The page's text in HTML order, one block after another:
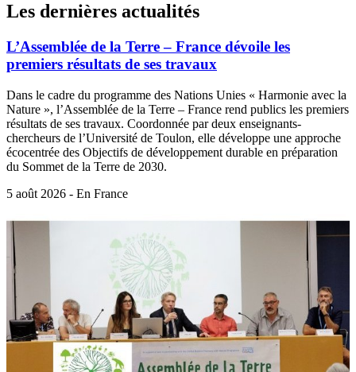
Les dernières actualités
L’Assemblée de la Terre – France dévoile les
premiers résultats de ses travaux
Dans le cadre du programme des Nations Unies « Harmonie avec la
Nature », l’Assemblée de la Terre – France rend publics les premiers
résultats de ses travaux. Coordonnée par deux enseignants-
chercheurs de l’Université de Toulon, elle développe une approche
écocentrée des Objectifs de développement durable en préparation
du Sommet de la Terre de 2030.
5 août 2026 - En France